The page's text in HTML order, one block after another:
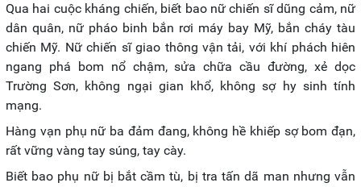
Qua hai cuộc kháng chiến, biết bao nữ chiến sĩ dũng cảm, nữ
dân quân, nữ pháo binh bắn rơi máy bay Mỹ, bắn cháy tàu
chiến Mỹ. Nữ chiến sĩ giao thông vận tải, với khí phách hiên
ngang phá bom nổ chậm, sửa chữa cầu đường, xẻ dọc
Trường Sơn, không ngại gian khổ, không sợ hy sinh tính
mạng.
Hàng vạn phụ nữ ba đảm đang, không hề khiếp sợ bom đạn,
rất vững vàng tay súng, tay cày.
Biết bao phụ nữ bị bắt cầm tù, bị tra tấn dã man nhưng vẫn